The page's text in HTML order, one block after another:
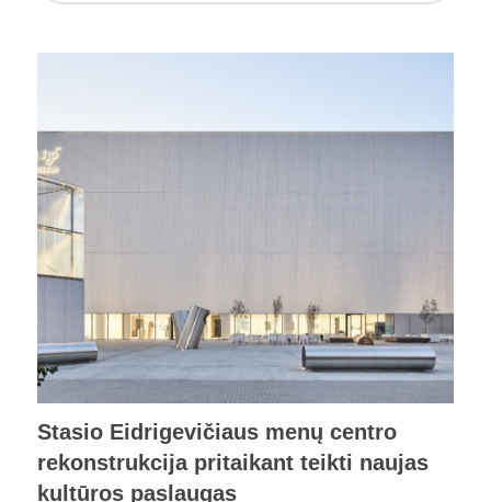
Stasio Eidrigevičiaus menų centro
rekonstrukcija pritaikant teikti naujas
kultūros paslaugas